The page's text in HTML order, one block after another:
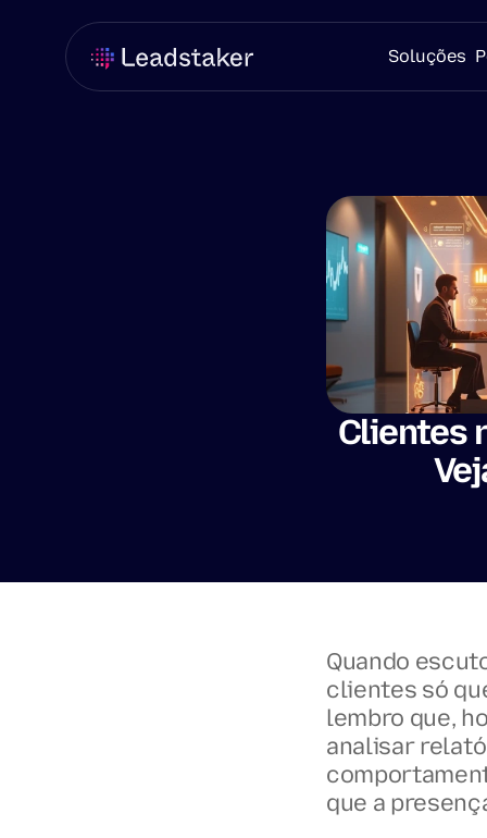
Soluções
Clientes
Quando
clientes só
lembro que,
analisar
que a